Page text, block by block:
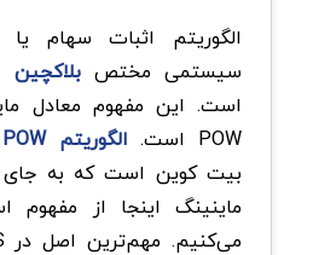
سیستمی مختصبلاکچین
است. این مفهوم معادل
POW است.
الگوریتم POW
بیت کوین است که به جای
ماینینگ اینجا از مفهوم